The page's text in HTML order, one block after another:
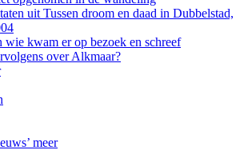
uit Tussen droom en daad in Dubbelstad,
wie kwam er op bezoek en schreef
over Alkmaar?
meer